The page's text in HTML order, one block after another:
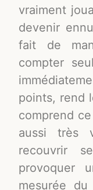
vraiment
devenir
fait de
compter
points, rend
comprend
aussi très
recouvrir
provoquer
mesurée